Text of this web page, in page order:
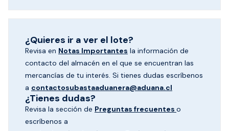
¿Quieres ir a ver el lote?
Revisa en Notas Importantes la información de
contacto del almacén en el que se encuentran las
mercancías de tu interés. Si tienes dudas escríbenos
a contactosubastaaduanera@aduana.cl
¿Tienes dudas?
Revisa la sección de Preguntas frecuentes o
escríbenos a